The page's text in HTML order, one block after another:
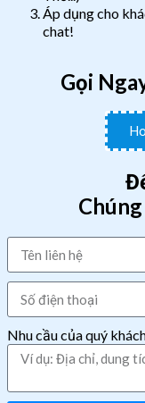
Áp dụng cho
chat!
Gọi
Nhu cầu của quý